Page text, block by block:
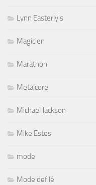
Lynn Easterly's
Magicien
Marathon
Metalcore
Michael Jackson
Mike Estes
mode
Mode defilé